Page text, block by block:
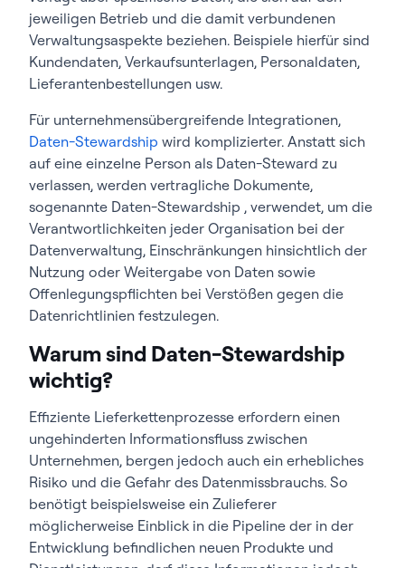
jeweiligen Betrieb und die damit verbundenen
Verwaltungsaspekte beziehen. Beispiele hierfür sind
Kundendaten, Verkaufsunterlagen, Personaldaten,
Lieferantenbestellungen usw.
Für unternehmensübergreifende Integrationen,
Daten-Stewardship wird komplizierter. Anstatt sich
auf eine einzelne Person als Daten-Steward zu
verlassen, werden vertragliche Dokumente,
sogenannte Daten-Stewardship , verwendet, um die
Verantwortlichkeiten jeder Organisation bei der
Datenverwaltung, Einschränkungen hinsichtlich der
Nutzung oder Weitergabe von Daten sowie
Offenlegungspflichten bei Verstößen gegen die
Datenrichtlinien festzulegen.
Warum sind Daten-Stewardship
wichtig?
Effiziente Lieferkettenprozesse erfordern einen
ungehinderten Informationsfluss zwischen
Unternehmen, bergen jedoch auch ein erhebliches
Risiko und die Gefahr des Datenmissbrauchs. So
benötigt beispielsweise ein Zulieferer
möglicherweise Einblick in die Pipeline der in der
Entwicklung befindlichen neuen Produkte und